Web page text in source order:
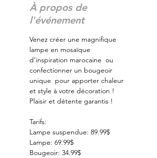
À propos de
l'événement
Venez créer une magnifique
lampe en mosaïque
d’inspiration marocaine  ou
confectionner un bougeoir
unique  pour apporter chaleur
et style à votre décoration !
Plaisir et détente garantis !
Tarifs:
Lampe suspendue: 89.99$
Lampe: 69.99$
Bougeoir: 34.99$